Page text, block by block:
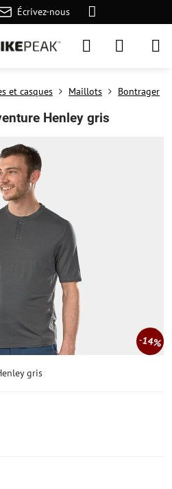
Écrivez-nous
14%
et casques Maillots Bontrager
Henley gris
gris